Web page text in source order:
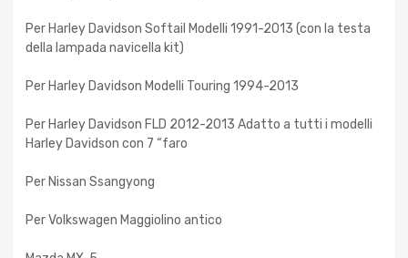
Per Harley Davidson Softail Modelli 1991-2013 (con la testa
della lampada navicella kit)
Per Harley Davidson Modelli Touring 1994-2013
Per Harley Davidson FLD 2012-2013 Adatto a tutti i modelli
Harley Davidson con 7 “faro
Per Nissan Ssangyong
Per Volkswagen Maggiolino antico